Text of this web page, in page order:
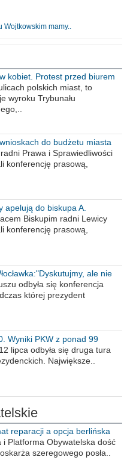
Wojtkowskim mamy..
kobiet. Protest przed biurem
polskich miast, to
wyroku Trybunału
do budżetu miasta
Prawa i Sprawiedliwości
konferencję prasową,
apelują do biskupa A.
Biskupim radni Lewicy
konferencję prasową,
ale nie
odbyła się konferencja
której prezydent
Wyniki PKW z ponad 99
lipca odbyła się druga tura
Największe..
reparacji a opcja berlińska
i Platforma Obywatelska dość
szeregowego posła..